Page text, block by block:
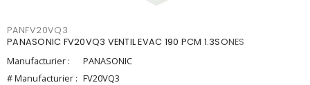
PANFV20VQ3
PANASONIC FV20VQ3 VENTIL EVAC 190 PCM 1.3SONES
Manufacturier :
PANASONIC
# Manufacturier : FV20VQ3